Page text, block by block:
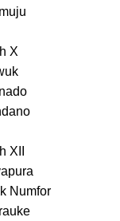
X
XII
Numfor